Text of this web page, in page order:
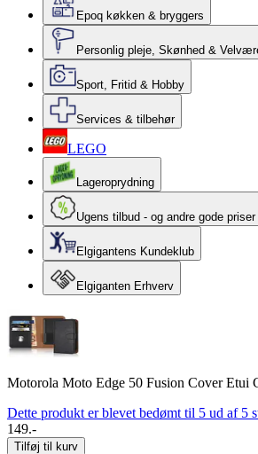
Epoq køkken & bryggers
Personlig pleje, Skønhed &
Sport, Fritid & Hobby
Services & tilbehør
LEGO
Lageroprydning
Ugens tilbud - og andre gode priser
Elgigantens Kundeklub
Elgiganten Erhverv
Motorola Moto Edge 50 Fusion Cover Etui
Dette produkt er blevet bedømt til 5 ud af 5
149.-
Tilføj til kurv